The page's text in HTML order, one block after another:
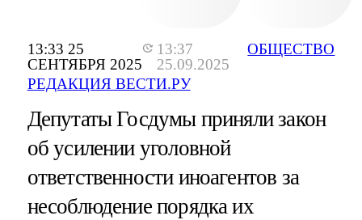
13:33 25
СЕНТЯБРЯ 2025
13:37
25.09.2025
РЕДАКЦИЯ ВЕСТИ.РУ
ОБЩЕСТВО
Депутаты Госдумы приняли закон
об усилении уголовной
ответственности иноагентов за
несоблюдение порядка их